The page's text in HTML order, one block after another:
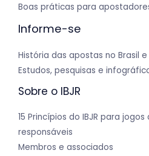
Boas práticas para
Informe-se
História das apostas no Brasil
Estudos, pesquisas e
Sobre o IBJR
15 Princípios do IBJR para
responsáveis
Membros e associados